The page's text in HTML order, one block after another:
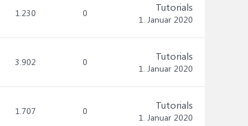
1.230 0 Tutorials
1. Januar 2020
3.902 0 Tutorials
1. Januar 2020
1.707 0 Tutorials
1. Januar 2020